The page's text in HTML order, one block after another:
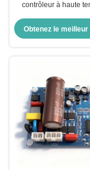
contrôleur à haute
sans brosse rond de
Obtenez le